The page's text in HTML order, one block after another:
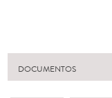
DOCUMENTOS